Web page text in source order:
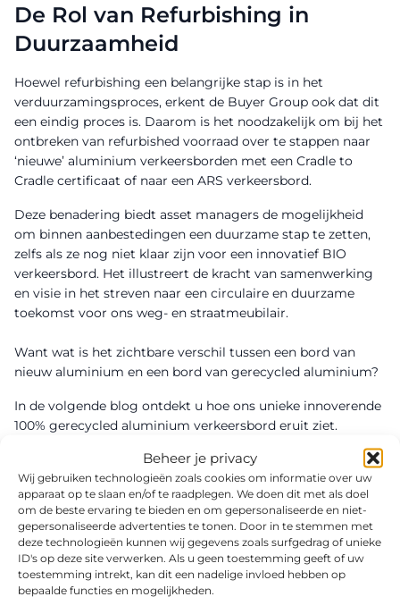
Beheer je privacy
Wij gebruiken technologieën zoals cookies om informatie over uw
apparaat op te slaan en/of te raadplegen. We doen dit met als doel
om de beste ervaring te bieden en om gepersonaliseerde en niet-
gepersonaliseerde advertenties te tonen. Door in te stemmen met
deze technologieën kunnen wij gegevens zoals surfgedrag of unieke
ID's op deze site verwerken. Als u geen toestemming geeft of uw
toestemming intrekt, kan dit een nadelige invloed hebben op
bepaalde functies en mogelijkheden.
De Rol van Refurbishing in
Duurzaamheid
Hoewel refurbishing een belangrijke stap is in het
verduurzamingsproces, erkent de Buyer Group ook dat dit
een eindig proces is. Daarom is het noodzakelijk om bij het
ontbreken van refurbished voorraad over te stappen naar
‘nieuwe’ aluminium verkeersborden met een Cradle to
Cradle certificaat of naar een ARS verkeersbord.
Deze benadering biedt asset managers de mogelijkheid
om binnen aanbestedingen een duurzame stap te zetten,
zelfs als ze nog niet klaar zijn voor een innovatief BIO
verkeersbord. Het illustreert de kracht van samenwerking
en visie in het streven naar een circulaire en duurzame
toekomst voor ons weg- en straatmeubilair.
Want wat is het zichtbare verschil tussen een bord van
nieuw aluminium en een bord van gerecycled aluminium?
In de volgende blog ontdekt u hoe ons unieke innoverende
100% gerecycled aluminium verkeersbord eruit ziet.